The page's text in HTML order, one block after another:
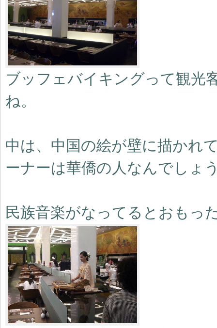
ブッフェバイキングって観光
ね。
中は、中国の絵が壁に描かれ
ーナーは華僑の人なんでしょ
民族音楽がなってるとおもっ